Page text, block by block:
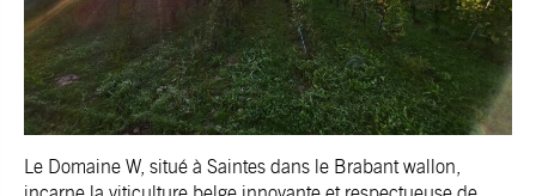
Le Domaine W, situé à Saintes dans le Brabant wallon,